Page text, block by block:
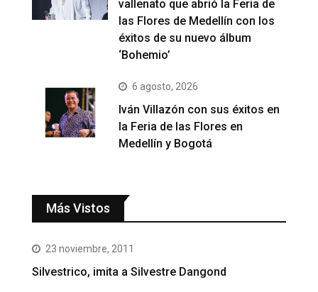
vallenato que abrió la Feria de
las Flores de Medellín con los
éxitos de su nuevo álbum
‘Bohemio’
6 agosto, 2026
Iván Villazón con sus éxitos en
la Feria de las Flores en
Medellín y Bogotá
Más Vistos
23 noviembre, 2011
Silvestrico, imita a Silvestre Dangond